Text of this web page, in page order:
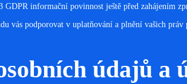
GDPR informační povinnost ještě před zahájením
vás podporovat v uplatňování a plnění vašich práv
údajů a